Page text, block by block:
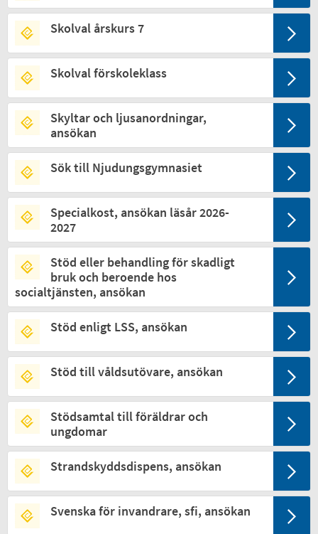
Skolval årskurs 7
Skolval förskoleklass
Skyltar och ljusanordningar,
ansökan
Sök till Njudungsgymnasiet
Specialkost, ansökan läsår 2026-
2027
Stöd eller behandling för skadligt
bruk och beroende hos
socialtjänsten, ansökan
Stöd enligt LSS, ansökan
Stöd till våldsutövare, ansökan
Stödsamtal till föräldrar och
ungdomar
Strandskyddsdispens, ansökan
Svenska för invandrare, sfi, ansökan